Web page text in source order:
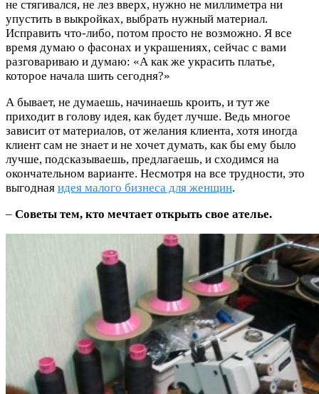
не стягивался, не лез вверх, нужно не миллиметра ни
упустить в выкройках, выбрать нужный материал.
Исправить что-либо, потом просто не возможно. Я все
время думаю о фасонах и украшениях, сейчас с вами
разговариваю и думаю: «А как же украсить платье,
которое начала шить сегодня?»
А бывает, не думаешь, начинаешь кроить, и тут же
приходит в голову идея, как будет лучше. Ведь многое
зависит от материалов, от желания клиента, хотя иногда
клиент сам не знает и не хочет думать, как бы ему было
лучше, подсказываешь, предлагаешь, и сходимся на
окончательном варианте. Несмотря на все трудности, это
выгодная идея малого бизнеса для женщин.
– Советы тем, кто мечтает открыть свое ателье.